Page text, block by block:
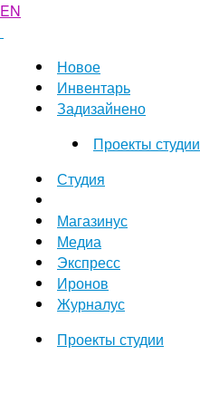
EN
Новое
Инвентарь
Задизайнено
Проекты студии
Студия
Магазинус
Медиа
Экспресс
Иронов
Журналус
Проекты студии